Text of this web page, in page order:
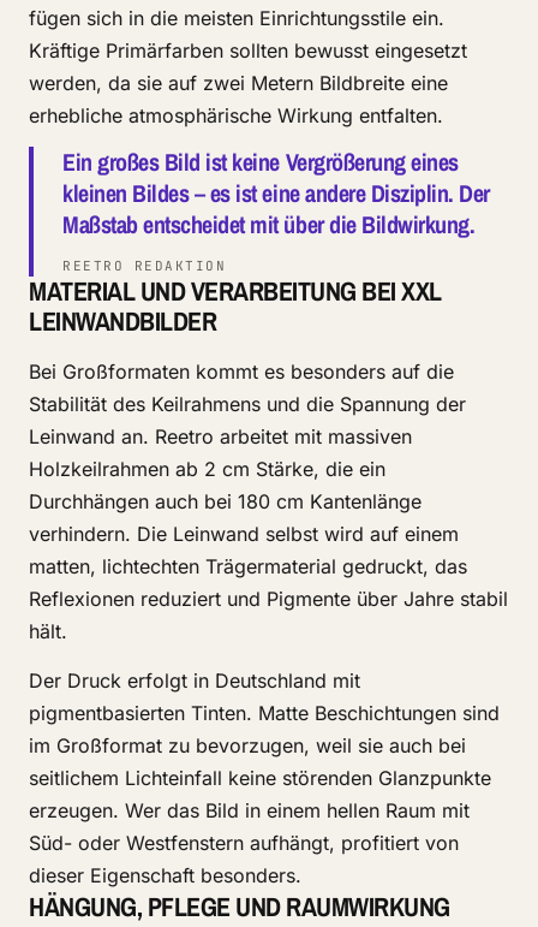
fügen sich in die meisten Einrichtungsstile ein.
Kräftige Primärfarben sollten bewusst eingesetzt
werden, da sie auf zwei Metern Bildbreite eine
erhebliche atmosphärische Wirkung entfalten.
Ein großes Bild ist keine Vergrößerung eines
kleinen Bildes – es ist eine andere Disziplin. Der
Maßstab entscheidet mit über die Bildwirkung.
REETRO REDAKTION
MATERIAL UND VERARBEITUNG BEI XXL
LEINWANDBILDER
Bei Großformaten kommt es besonders auf die
Stabilität des Keilrahmens und die Spannung der
Leinwand an. Reetro arbeitet mit massiven
Holzkeilrahmen ab 2 cm Stärke, die ein
Durchhängen auch bei 180 cm Kantenlänge
verhindern. Die Leinwand selbst wird auf einem
matten, lichtechten Trägermaterial gedruckt, das
Reflexionen reduziert und Pigmente über Jahre stabil
hält.
Der Druck erfolgt in Deutschland mit
pigmentbasierten Tinten. Matte Beschichtungen sind
im Großformat zu bevorzugen, weil sie auch bei
seitlichem Lichteinfall keine störenden Glanzpunkte
erzeugen. Wer das Bild in einem hellen Raum mit
Süd- oder Westfenstern aufhängt, profitiert von
dieser Eigenschaft besonders.
HÄNGUNG, PFLEGE UND RAUMWIRKUNG